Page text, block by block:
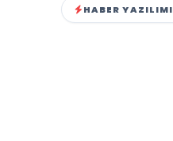
HABER YAZILIMI